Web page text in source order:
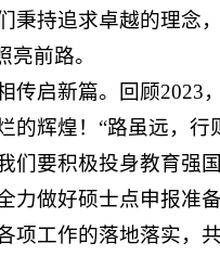
秉持追求卓越的理念
亮前路。
传启新篇。回顾2023
的辉煌！“路虽远，
们要积极投身教育强
力做好硕士点申报准
项工作的落地落实，